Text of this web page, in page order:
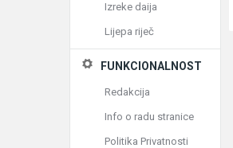
Izreke daija
Lijepa riječ
FUNKCIONALNOST
Redakcija
Info o radu stranice
Politika Privatnosti